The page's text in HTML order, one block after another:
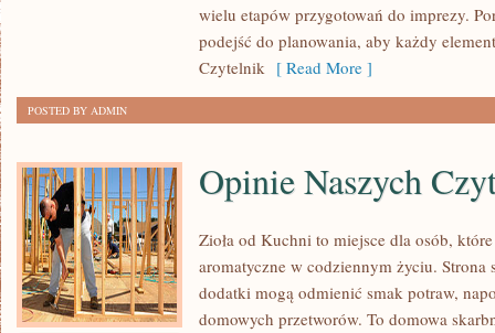
wielu etapów przygotowań do imprezy.
podejść do planowania, aby każdy
Czytelnik [ Read More ]
POSTED BY ADMIN
Opinie Naszych
Zioła od Kuchni to miejsce dla osób,
aromatyczne w codziennym życiu.
dodatki mogą odmienić smak potraw,
domowych przetworów. To domowa